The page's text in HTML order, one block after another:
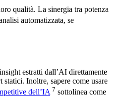
qualità. La sinergia tra potenza
automatizzata, se
estratti dall’AI direttamente
Inoltre, sapere come usare
dell’IA 7 sottolinea come